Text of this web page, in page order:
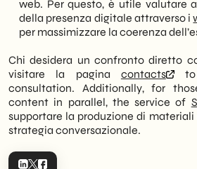
web. Per questo, è utile valutare
della presenza digitale attraverso i
per massimizzare la coerenza
Chi desidera un confronto diretto
visitare la pagina contacts
to
consultation. Additionally, for
content in parallel, the service of
supportare la produzione di
strategia conversazionale.